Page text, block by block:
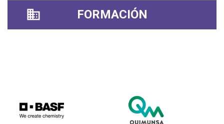
FORMACIÓN